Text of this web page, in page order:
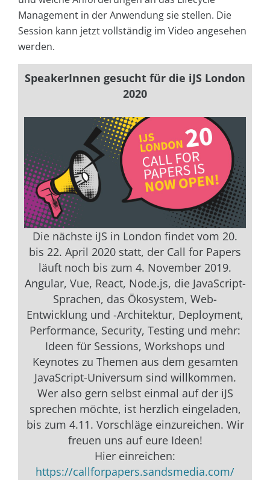
Management in der Anwendung sie stellen. Die
Session kann jetzt vollständig im Video angesehen
werden.
SpeakerInnen gesucht für die iJS London
2020
Die nächste iJS in London findet vom 20.
bis 22. April 2020 statt, der Call for Papers
läuft noch bis zum 4. November 2019.
Angular, Vue, React, Node.js, die JavaScript-
Sprachen, das Ökosystem, Web-
Entwicklung und -Architektur, Deployment,
Performance, Security, Testing und mehr:
Ideen für Sessions, Workshops und
Keynotes zu Themen aus dem gesamten
JavaScript-Universum sind willkommen.
Wer also gern selbst einmal auf der iJS
sprechen möchte, ist herzlich eingeladen,
bis zum 4.11. Vorschläge einzureichen. Wir
freuen uns auf eure Ideen!
Hier einreichen:
https://callforpapers.sandsmedia.com/